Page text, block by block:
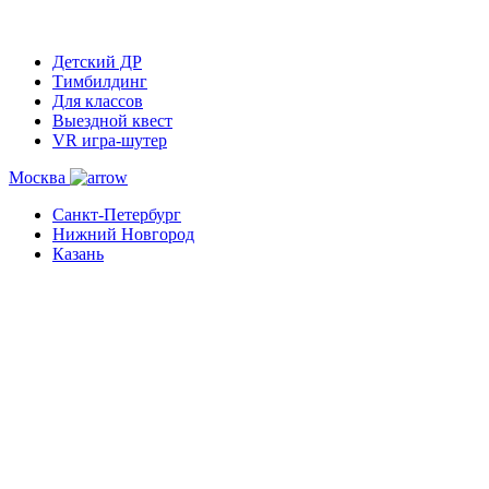
Детский ДР
Тимбилдинг
Для классов
Выездной квест
VR игра-шутер
Москва
Санкт-Петербург
Нижний Новгород
Казань